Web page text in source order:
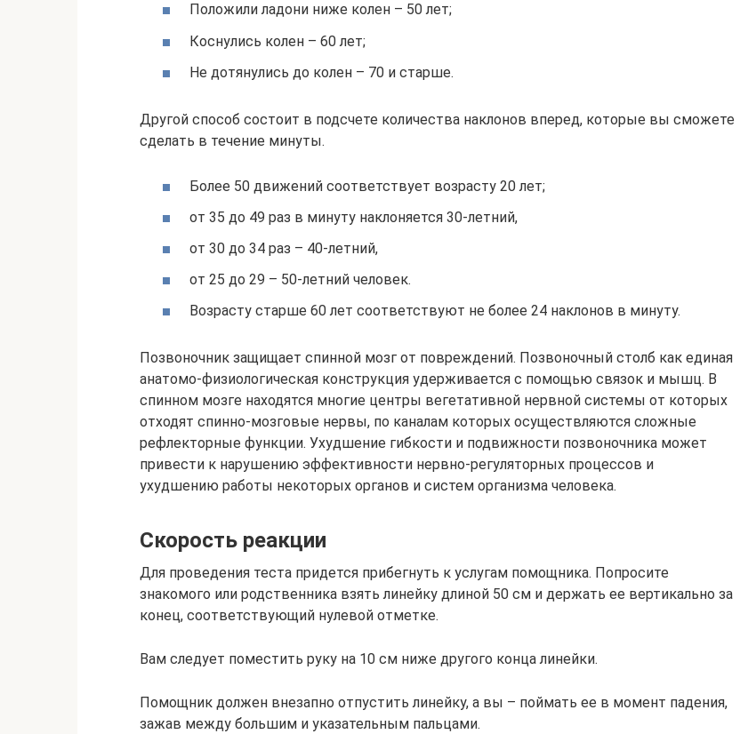
Положили ладони ниже колен – 50 лет;
Коснулись колен – 60 лет;
Не дотянулись до колен – 70 и старше.
Другой способ состоит в подсчете количества наклонов вперед, которые вы сможете
сделать в течение минуты.
Более 50 движений соответствует возрасту 20 лет;
от 35 до 49 раз в минуту наклоняется 30-летний,
от 30 до 34 раз – 40-летний,
от 25 до 29 – 50-летний человек.
Возрасту старше 60 лет соответствуют не более 24 наклонов в минуту.
Позвоночник защищает спинной мозг от повреждений. Позвоночный столб как единая
анатомо-физиологическая конструкция удерживается с помощью связок и мышц. В
спинном мозге находятся многие центры вегетативной нервной системы от которых
отходят спинно-мозговые нервы, по каналам которых осуществляются сложные
рефлекторные функции. Ухудшение гибкости и подвижности позвоночника может
привести к нарушению эффективности нервно-регуляторных процессов и
ухудшению работы некоторых органов и систем организма человека.
Скорость реакции
Для проведения теста придется прибегнуть к услугам помощника. Попросите
знакомого или родственника взять линейку длиной 50 см и держать ее вертикально за
конец, соответствующий нулевой отметке.
Вам следует поместить руку на 10 см ниже другого конца линейки.
Помощник должен внезапно отпустить линейку, а вы – поймать ее в момент падения,
зажав между большим и указательным пальцами.